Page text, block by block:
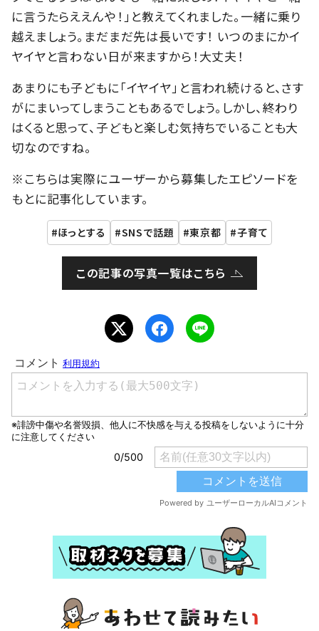
に言うたらええんや！」と教えてくれました。一緒に乗り
越えましょう。まだまだ先は長いです！ いつのまにかイ
ヤイヤと言わない日が来ますから！大丈夫！
あまりにも子どもに「イヤイヤ」と言われ続けると、さす
がにまいってしまうこともあるでしょう。しかし、終わり
はくると思って、子どもと楽しむ気持ちでいることも大
切なのですね。
※こちらは実際にユーザーから募集したエピソードを
もとに記事化しています。
ほっとする SNSで話題 東京都 子育て
この記事の写真一覧はこちら